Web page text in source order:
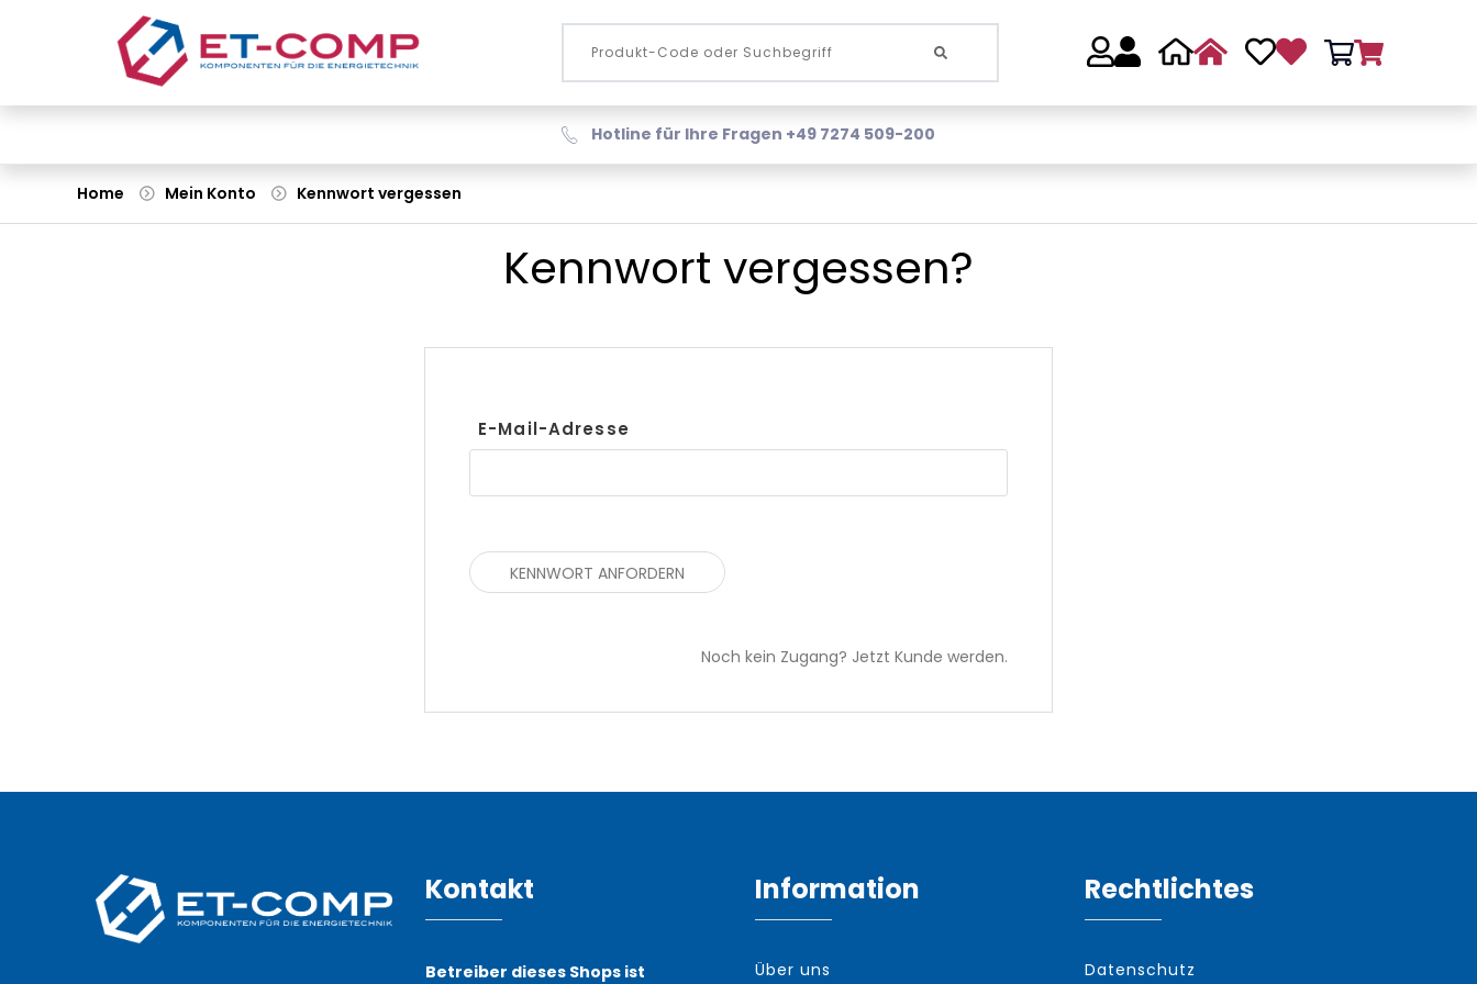
Hotline für Ihre Fragen +49 7274 509-200
Home Mein Konto Kennwort vergessen
Kennwort vergessen?
E-Mail-Adresse
Noch kein Zugang? Jetzt Kunde werden.
Kontakt
Betreiber dieses Shops ist
Information
Über uns
Rechtlichtes
Datenschutz